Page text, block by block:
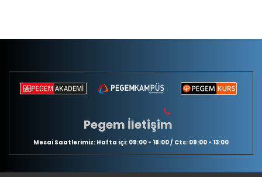
Pegem İletişim
Mesai Saatlerimiz: Hafta içi: 09:00 - 18:00 / Cts: 09:00 - 13:00